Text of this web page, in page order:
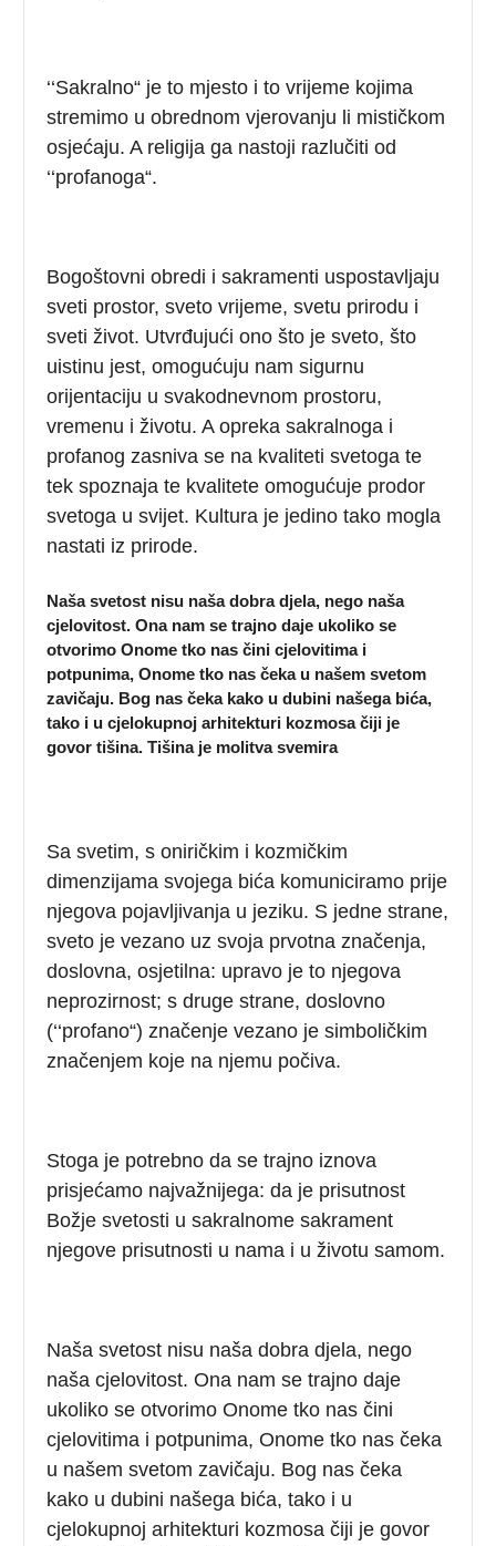
‘‘Sakralno“ je to mjesto i to vrijeme kojima
stremimo u obrednom vjerovanju li mističkom
osjećaju. A religija ga nastoji razlučiti od
‘‘profanoga“.
Bogoštovni obredi i sakramenti uspostavljaju
sveti prostor, sveto vrijeme, svetu prirodu i
sveti život. Utvrđujući ono što je sveto, što
uistinu jest, omogućuju nam sigurnu
orijentaciju u svakodnevnom prostoru,
vremenu i životu. A opreka sakralnoga i
profanog zasniva se na kvaliteti svetoga te
tek spoznaja te kvalitete omogućuje prodor
svetoga u svijet. Kultura je jedino tako mogla
nastati iz prirode.
Naša svetost nisu naša dobra djela, nego naša
cjelovitost. Ona nam se trajno daje ukoliko se
otvorimo Onome tko nas čini cjelovitima i
potpunima, Onome tko nas čeka u našem svetom
zavičaju. Bog nas čeka kako u dubini našega bića,
tako i u cjelokupnoj arhitekturi kozmosa čiji je
govor tišina. Tišina je molitva svemira
Sa svetim, s oniričkim i kozmičkim
dimenzijama svojega bića komuniciramo prije
njegova pojavljivanja u jeziku. S jedne strane,
sveto je vezano uz svoja prvotna značenja,
doslovna, osjetilna: upravo je to njegova
neprozirnost; s druge strane, doslovno
(‘‘profano“) značenje vezano je simboličkim
značenjem koje na njemu počiva.
Stoga je potrebno da se trajno iznova
prisjećamo najvažnijega: da je prisutnost
Božje svetosti u sakralnome sakrament
njegove prisutnosti u nama i u životu samom.
Naša svetost nisu naša dobra djela, nego
naša cjelovitost. Ona nam se trajno daje
ukoliko se otvorimo Onome tko nas čini
cjelovitima i potpunima, Onome tko nas čeka
u našem svetom zavičaju. Bog nas čeka
kako u dubini našega bića, tako i u
cjelokupnoj arhitekturi kozmosa čiji je govor